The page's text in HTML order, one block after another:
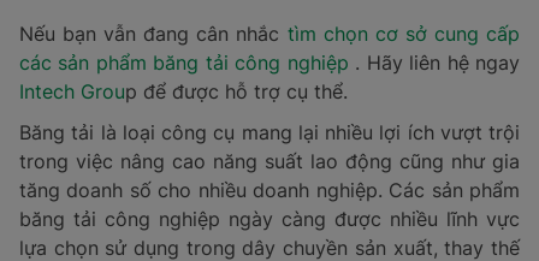
Nếu bạn vẫn đang cân nhắc tìm chọn cơ sở cung cấp
các sản phẩm băng tải công nghiệp . Hãy liên hệ ngay
Intech Group để được hỗ trợ cụ thể.
Băng tải là loại công cụ mang lại nhiều lợi ích vượt trội
trong việc nâng cao năng suất lao động cũng như gia
tăng doanh số cho nhiều doanh nghiệp. Các sản phẩm
băng tải công nghiệp ngày càng được nhiều lĩnh vực
lựa chọn sử dụng trong dây chuyền sản xuất, thay thế